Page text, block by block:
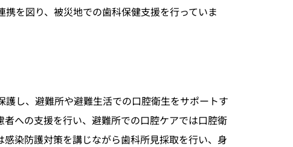
を図り、被災地での歯科保健支援を行っていま
し、避難所や避難生活での口腔衛生をサポートす
への支援を行い、避難所での口腔ケアでは口腔衛
染防護対策を講じながら歯科所見採取を行い、身